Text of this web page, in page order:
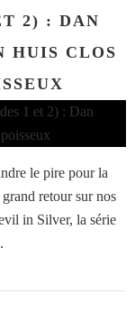
2) : DAN
HUIS CLOS
le pire pour la
retour sur nos
in Silver, la série